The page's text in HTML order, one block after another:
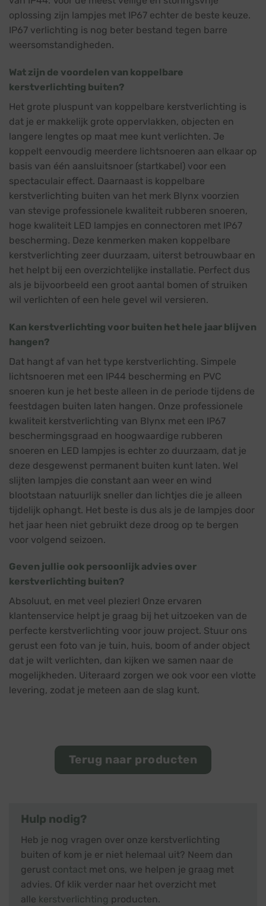
oplossing zijn lampjes met IP67 echter de beste keuze.
IP67 verlichting is nog beter bestand tegen barre
weersomstandigheden.
Wat zijn de voordelen van koppelbare
kerstverlichting buiten?
Het grote pluspunt van koppelbare kerstverlichting is
dat je er makkelijk grote oppervlakken, objecten en
langere lengtes op maat mee kunt verlichten. Je
koppelt eenvoudig meerdere lichtsnoeren aan elkaar op
basis van één aansluitsnoer (startkabel) voor een
spectaculair effect. Daarnaast is koppelbare
kerstverlichting buiten van het merk Blynx voorzien
van stevige professionele kwaliteit rubberen snoeren,
hoge kwaliteit LED lampjes en connectoren met IP67
bescherming. Deze kenmerken maken koppelbare
kerstverlichting zeer duurzaam, uiterst betrouwbaar en
het helpt bij een overzichtelijke installatie. Perfect dus
als je bijvoorbeeld een groot aantal bomen of struiken
wil verlichten of een hele gevel wil versieren.
Kan kerstverlichting voor buiten het hele jaar blijven
hangen?
Dat hangt af van het type kerstverlichting. Simpele
lichtsnoeren met een IP44 bescherming en PVC
snoeren kun je het beste alleen in de periode tijdens de
feestdagen buiten laten hangen. Onze professionele
kwaliteit kerstverlichting van Blynx met een IP67
beschermingsgraad en hoogwaardige rubberen
snoeren en LED lampjes is echter zo duurzaam, dat je
deze desgewenst permanent buiten kunt laten. Wel
slijten lampjes die constant aan weer en wind
blootstaan natuurlijk sneller dan lichtjes die je alleen
tijdelijk ophangt. Het beste is dus als je de lampjes door
het jaar heen niet gebruikt deze droog op te bergen
voor volgend seizoen.
Geven jullie ook persoonlijk advies over
kerstverlichting buiten?
Absoluut, en met veel plezier! Onze ervaren
klantenservice helpt je graag bij het uitzoeken van de
perfecte kerstverlichting voor jouw project. Stuur ons
gerust een foto van je tuin, huis, boom of ander object
dat je wilt verlichten, dan kijken we samen naar de
mogelijkheden. Uiteraard zorgen we ook voor een vlotte
levering, zodat je meteen aan de slag kunt.
Terug naar producten
Hulp nodig?
Heb je nog vragen over onze kerstverlichting
buiten of kom je er niet helemaal uit? Neem dan
gerust contact met ons, we helpen je graag met
advies. Of klik verder naar het overzicht met
alle kerstverlichting producten.